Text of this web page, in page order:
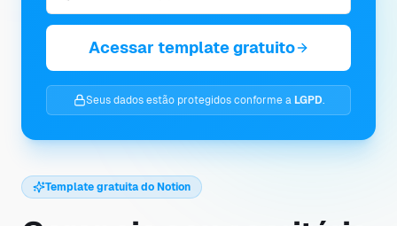
Template gratuita do Notion
Acessar template gratuito
Seus dados estão protegidos conforme a LGPD.